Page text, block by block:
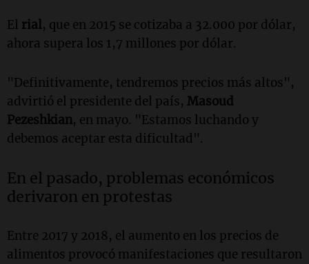
El rial, que en 2015 se cotizaba a 32.000 por dólar,
ahora supera los 1,7 millones por dólar.
"Definitivamente, tendremos precios más altos",
advirtió el presidente del país, Masoud
Pezeshkian, en mayo. "Estamos luchando y
debemos aceptar esta dificultad".
En el pasado, problemas económicos
derivaron en protestas
Entre 2017 y 2018, el aumento en los precios de
alimentos provocó manifestaciones que resultaron